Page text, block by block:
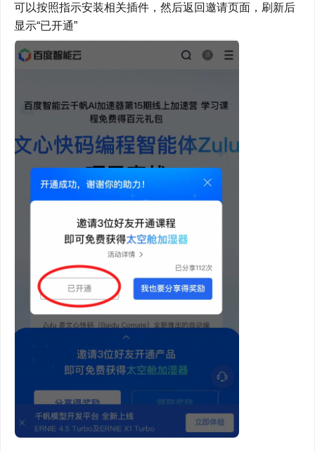
可以按照指示安装相关插件，然后返回邀请页面，刷新后
显示“已开通”